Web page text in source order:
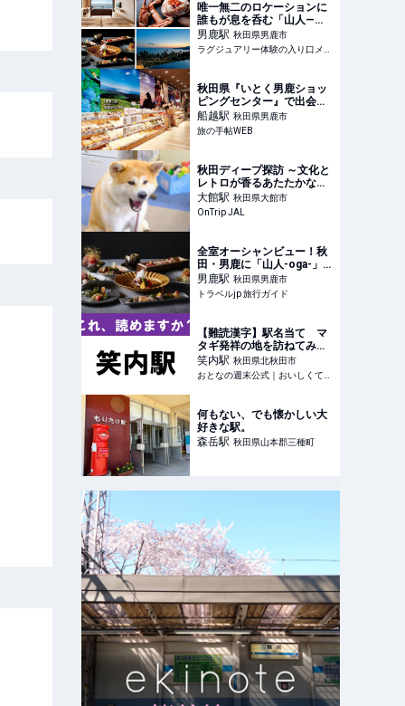
唯一無二のロケーションに
誰もが息を呑む「山人—
oga—」｜男鹿半島の豊か
な大自然を五感で楽しむ、
極上のリトリート
男鹿駅 秋田県男鹿市
ラグジュアリー体験の入り口メディア
秋田県『いとく男鹿ショッ
ピングセンター』で出会う
「なまはげ」だらけの地元
食！｜旅の手帖WEB
船越駅 秋田県男鹿市
旅の手帖WEB
秋田ディープ探訪 ～文化と
レトロが香るあたたかな
町・大館 - OnTrip JAL
大館駅 秋田県大館市
OnTrip JAL
全室オーシャンビュー！秋
田・男鹿に「山人-oga-」
が新規開業 | 秋田県 | トラベ
ルjp 旅行ガイド
男鹿駅 秋田県男鹿市
トラベルjp 旅行ガイド
【難読漢字】駅名当て マ
タギ発祥の地を訪ねてみた
い！ - おとなの週末公式｜
おいしくて、ためになる食
のニュースサイト
笑内駅 秋田県北秋田市
おとなの週末公式｜おいしくて、ためになる食のニュースサイト
何もない、でも懐かしい大
好きな駅。
森岳駅 秋田県山本郡三種町